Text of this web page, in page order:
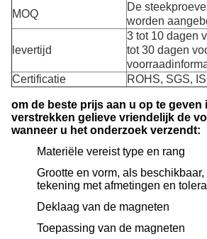
MOQ
De
worden
levertijd
3 tot 10 dagen
tot 30 dagen
Certificatie
ROHS, SGS,
om de beste prijs aan u op te geven
verstrekken gelieve vriendelijk de
wanneer u het onderzoek verzendt:
Materiële vereist type en rang
Grootte en vorm, als
tekening met afmetingen en
Deklaag van de magneten
Toepassing van de magneten